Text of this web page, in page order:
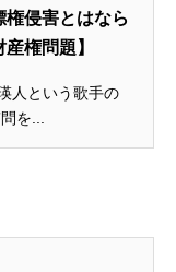
権侵害とはなら
権問題】
人という歌手の
を...